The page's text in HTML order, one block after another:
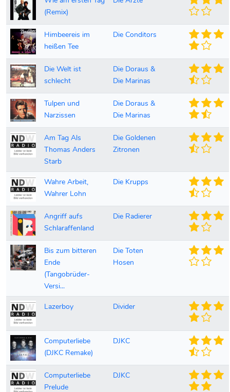
(Remix)
Himbeereis im
heißen Tee
Die Conditors
Die Welt ist
schlecht
Die Doraus &
Die Marinas
Tulpen und
Narzissen
Die Doraus &
Die Marinas
Am Tag Als
Thomas Anders
Starb
Die Goldenen
Zitronen
Wahre Arbeit,
Wahrer Lohn
Die Krupps
Angriff aufs
Schlaraffenland
Die Radierer
Bis zum bitteren
Ende
(Tangobrüder-
Versi...
Die Toten
Hosen
Lazerboy Divider
Computerliebe
(DJKC Remake)
DJKC
Computerliebe
Prelude
DJKC